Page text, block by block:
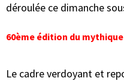
déroulée ce dimanche
60ème édition du
Le cadre verdoyant et